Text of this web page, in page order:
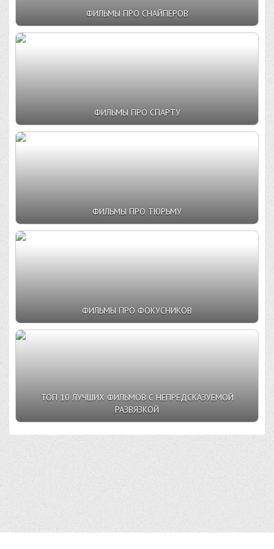
ФИЛЬМЫ ПРО СНАЙПЕРОВ
ФИЛЬМЫ ПРО СПАРТУ
ФИЛЬМЫ ПРО ТЮРЬМУ
ФИЛЬМЫ ПРО ФОКУСНИКОВ
ТОП 10 ЛУЧШИХ ФИЛЬМОВ С НЕПРЕДСКАЗУЕМОЙ
РАЗВЯЗКОЙ